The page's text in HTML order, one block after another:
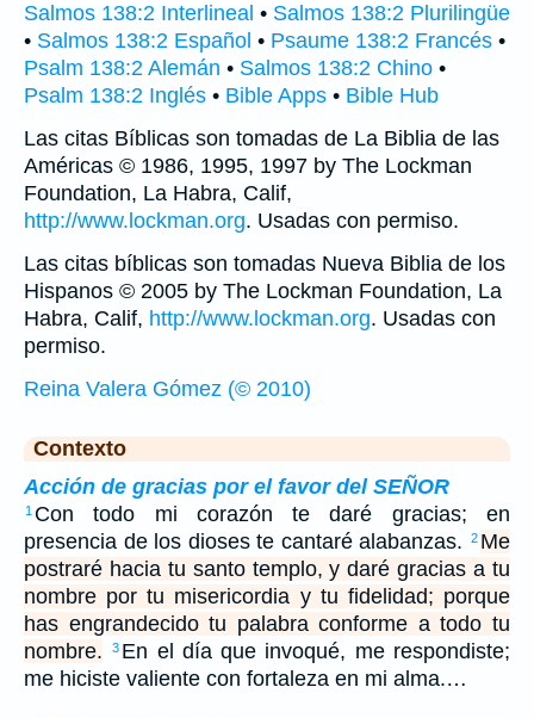
Salmos 138:2 Interlineal • Salmos 138:2 Plurilingüe
• Salmos 138:2 Español • Psaume 138:2 Francés •
Psalm 138:2 Alemán • Salmos 138:2 Chino •
Psalm 138:2 Inglés • Bible Apps • Bible Hub
Las citas Bíblicas son tomadas de La Biblia de las
Américas © 1986, 1995, 1997 by The Lockman
Foundation, La Habra, Calif,
http://www.lockman.org. Usadas con permiso.
Las citas bíblicas son tomadas Nueva Biblia de los
Hispanos © 2005 by The Lockman Foundation, La
Habra, Calif, http://www.lockman.org. Usadas con
permiso.
Reina Valera Gómez (© 2010)
Contexto
Acción de gracias por el favor del SEÑOR
1 Con todo mi corazón te daré gracias; en
presencia de los dioses te cantaré alabanzas.
2 Me
postraré hacia tu santo templo, y daré gracias a tu
nombre por tu misericordia y tu fidelidad; porque
has engrandecido tu palabra conforme a todo tu
nombre.
3 En el día que invoqué, me respondiste;
me hiciste valiente con fortaleza en mi alma.…